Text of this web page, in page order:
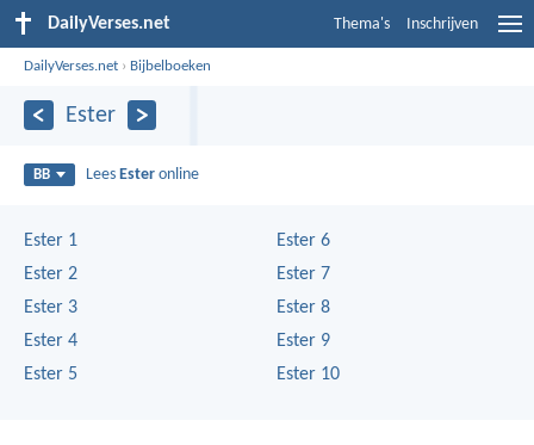
DailyVerses.net Thema's Inschrijven
DailyVerses.net › Bijbelboeken
Ester
BB Lees Ester online
Ester 1
Ester 2
Ester 3
Ester 4
Ester 5
Ester 6
Ester 7
Ester 8
Ester 9
Ester 10